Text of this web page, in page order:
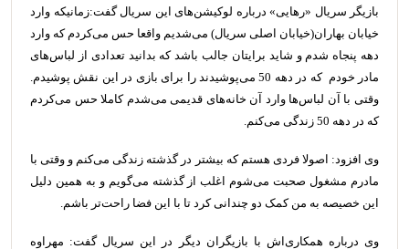
بازیگر سریال «رهایی» درباره لوکیشن‌های این سریال گفت:‌زمانیکه وارد
خیابان بهاران(خیابان اصلی سریال) می‌شدیم واقعا حس می‌کردم که وارد
دهه پنجاه شدم و شاید برایتان جالب باشد که بدانید تعدادی از لباس‌های
مادر خودم که در دهه 50 می‌پوشیدند را برای بازی در این نقش پوشیدم.
وقتی با آن لباس‌ها وارد آن خانه‌های قدیمی می‌شدم کاملا حس می‌کردم
که در دهه 50 زندگی می‌کنم.
وی افزود: اصولا فردی هستم که بیشتر در گذشته زندگی می‌کنم و وقتی با
مادرم مشغول صحبت می‌شوم اغلب از گذشته می‌گویم و به همین دلیل
این خصیصه به من کمک دو چندانی کرد تا با این فضا راحت‌تر باشم.
وی درباره همکاری‌اش با بازیگران دیگر در این سریال گفت:‌ مهراوه